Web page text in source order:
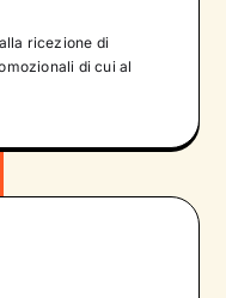
ricezione di
di cui al